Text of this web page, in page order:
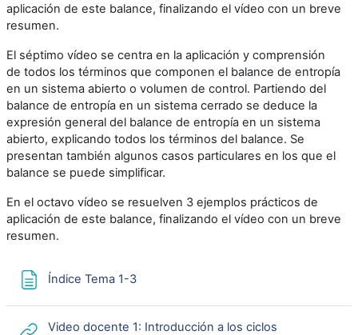
aplicación de este balance, finalizando el vídeo con un breve
resumen.
El séptimo vídeo se centra en la aplicación y comprensión
de todos los términos que componen el balance de entropía
en un sistema abierto o volumen de control. Partiendo del
balance de entropía en un sistema cerrado se deduce la
expresión general del balance de entropía en un sistema
abierto, explicando todos los términos del balance. Se
presentan también algunos casos particulares en los que el
balance se puede simplificar.
En el octavo vídeo se resuelven 3 ejemplos prácticos de
aplicación de este balance, finalizando el vídeo con un breve
resumen.
Índice Tema 1-3Página
Video docente 1: Introducción a los ciclos